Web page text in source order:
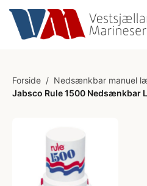
Forside / Nedsænkbar manuel
Jabsco Rule 1500 Nedsænkbar